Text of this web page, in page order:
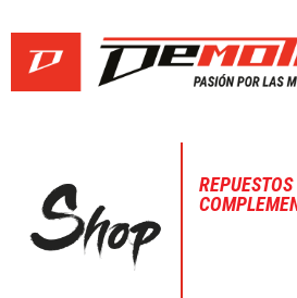
REPUESTOS